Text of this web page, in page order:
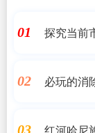
01
探究当前
02 必玩的消
03
红河哈尼